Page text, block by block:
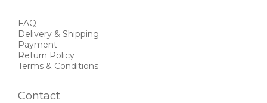
FAQ
Delivery & Shipping
Payment
Return Policy
Terms & Conditions
Contact